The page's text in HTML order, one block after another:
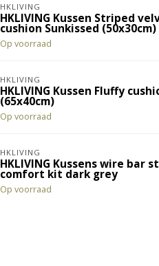
HKLIVING
HKLIVING Kussen Striped
cushion Sunkissed (50x30cm)
Op voorraad
HKLIVING
HKLIVING Kussen Fluffy
(65x40cm)
Op voorraad
HKLIVING
HKLIVING Kussens wire bar
comfort kit dark grey
Op voorraad